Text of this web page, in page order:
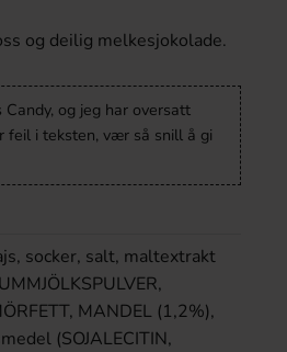
Köp
og deilig melkesjokolade.
og jeg har oversatt
feil i teksten, vær så snill å gi
socker, salt, maltextrakt
MANDEL (1,2%),
(SOJALECITIN,